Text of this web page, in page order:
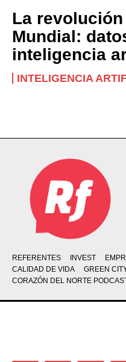
La
Mundial:
inteligencia
INTELIGENCIA
REFERENTES INVEST
CALIDAD DE VIDA
GREEN
CORAZÓN DEL NORTE